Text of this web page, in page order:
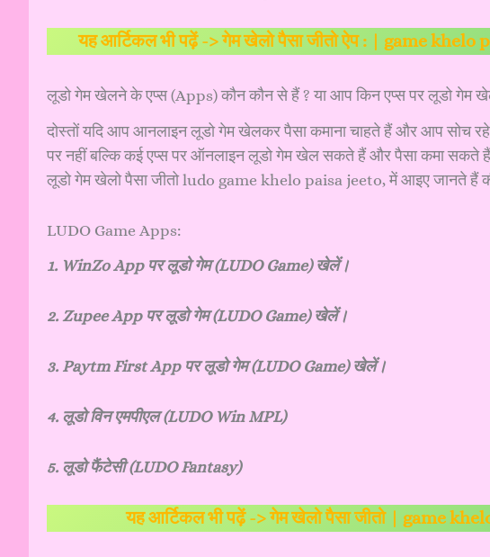
यह आर्टिकल भी पढ़ें ->गेम खेलो पैसा जीतो ऐप : | game khelo
लूडो गेम खेलने के एप्स (Apps) कौन कौन से हैं ? या आप किन एप्स पर लूडो गेम
दोस्तों यदि आप आनलाइन लूडो गेम खेलकर पैसा कमाना चाहते हैं और आप सोच
पर नहीं बल्कि कई एप्स पर ऑनलाइन लूडो गेम खेल सकते हैं और पैसा कमा
लूडो गेम खेलो पैसा जीतो ludo game khelo paisa jeeto, में आइए जानते
LUDO Game Apps:
1. WinZo App पर लूडो गेम (LUDO Game) खेलें।
2. Zupee App पर लूडो गेम (LUDO Game) खेलें।
3. Paytm First App पर लूडो गेम (LUDO Game) खेलें।
4. लूडो विन एमपीएल (LUDO Win MPL)
5. लूडो फैंटेसी (LUDO Fantasy)
यह आर्टिकल भी पढ़ें ->गेम खेलो पैसा जीतो | game